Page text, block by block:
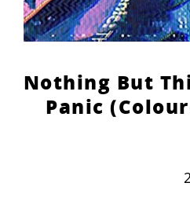
Nothing But
Panic